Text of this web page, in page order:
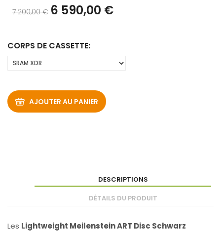
7 200,00 € 6 590,00 €
CORPS DE CASSETTE:
AJOUTER AU PANIER
DESCRIPTIONS
DÉTAILS DU PRODUIT
Les Lightweight Meilenstein ART Disc Schwarz